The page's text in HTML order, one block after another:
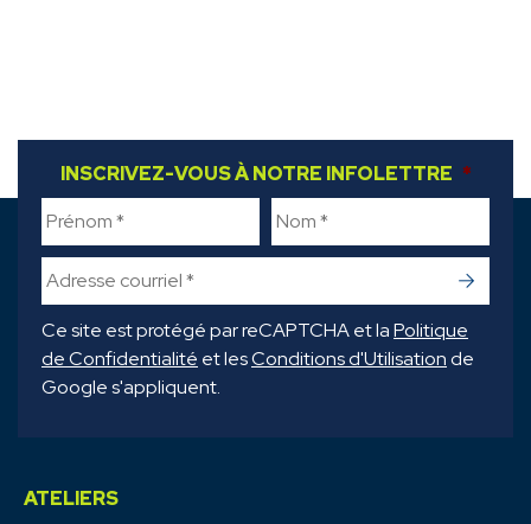
FIRST NAME * LAST NAME *
INSCRIVEZ-VOUS À NOTRE INFOLETTRE *
Ce site est protégé par reCAPTCHA et laPolitique
de Confidentialité et lesConditions d'Utilisationde
Google s'appliquent.
->
ATELIERS